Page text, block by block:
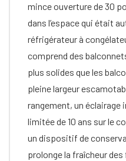
mince ouverture de 30
dans l’espace qui était
réfrigérateur à
comprend des
plus solides que les
pleine largeur
rangement, un éclairage
limitée de 10 ans sur le
un dispositif de
prolonge la fraîcheur des